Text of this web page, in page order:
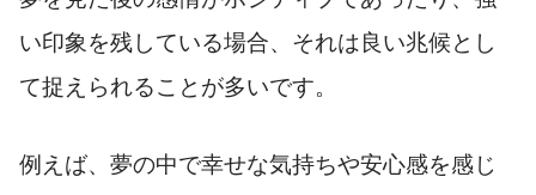
い印象を残している場合、それは良い兆候とし
て捉えられることが多いです。
例えば、夢の中で幸せな気持ちや安心感を感じ